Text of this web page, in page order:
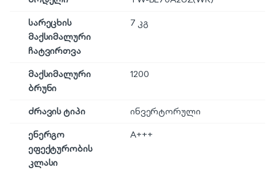
სარეცხის
მაქსიმალური
ჩატვირთვა
7 კგ
მაქსიმალური
ბრუნი
1200
ძრავის ტიპი
ინვერტორული
ენერგო
ეფექტურობის
კლასი
A+++